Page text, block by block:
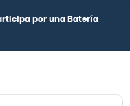
por una Batería